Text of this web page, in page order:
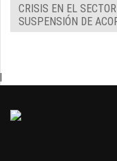
CRISIS EN EL
SUSPENSIÓN DE